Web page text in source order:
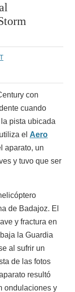
con
cuando
pista ubicada
el Aero
aparato, un
y tuvo que ser
de Badajoz. El
y fractura en
la Guardia
al sufrir un
de las fotos
resultó
ondulaciones y